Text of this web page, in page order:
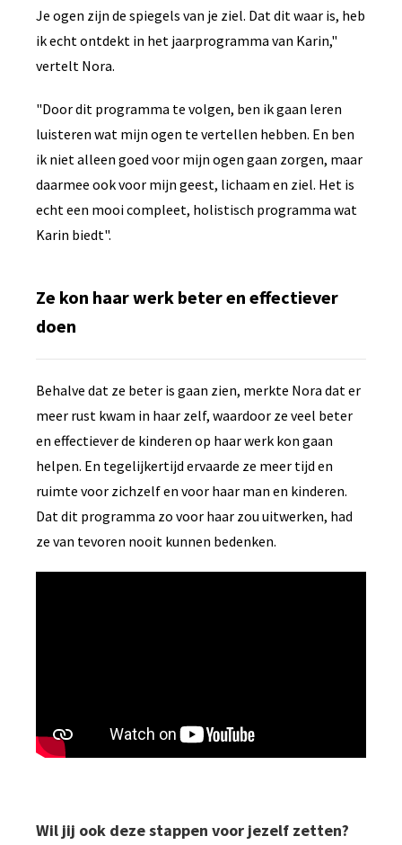
Je ogen zijn de spiegels van je ziel. Dat dit waar is, heb
ik echt ontdekt in het jaarprogramma van Karin,"
vertelt Nora.
"Door dit programma te volgen, ben ik gaan leren
luisteren wat mijn ogen te vertellen hebben. En ben
ik niet alleen goed voor mijn ogen gaan zorgen, maar
daarmee ook voor mijn geest, lichaam en ziel. Het is
echt een mooi compleet, holistisch programma wat
Karin biedt".
Ze kon haar werk beter en effectiever
doen
Behalve dat ze beter is gaan zien, merkte Nora dat er
meer rust kwam in haar zelf, waardoor ze veel beter
en effectiever de kinderen op haar werk kon gaan
helpen. En tegelijkertijd ervaarde ze meer tijd en
ruimte voor zichzelf en voor haar man en kinderen.
Dat dit programma zo voor haar zou uitwerken, had
ze van tevoren nooit kunnen bedenken.
Wil jij ook deze stappen voor jezelf zetten?